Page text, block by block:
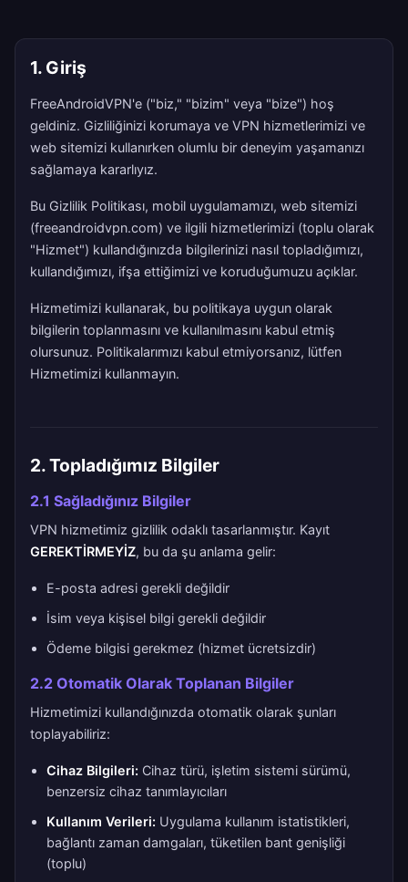
1. Giriş
FreeAndroidVPN'e ("biz," "bizim" veya "bize") hoş
geldiniz. Gizliliğinizi korumaya ve VPN hizmetlerimizi ve
web sitemizi kullanırken olumlu bir deneyim yaşamanızı
sağlamaya kararlıyız.
Bu Gizlilik Politikası, mobil uygulamamızı, web sitemizi
(freeandroidvpn.com) ve ilgili hizmetlerimizi (toplu olarak
"Hizmet") kullandığınızda bilgilerinizi nasıl topladığımızı,
kullandığımızı, ifşa ettiğimizi ve koruduğumuzu açıklar.
Hizmetimizi kullanarak, bu politikaya uygun olarak
bilgilerin toplanmasını ve kullanılmasını kabul etmiş
olursunuz. Politikalarımızı kabul etmiyorsanız, lütfen
Hizmetimizi kullanmayın.
2. Topladığımız Bilgiler
2.1 Sağladığınız Bilgiler
VPN hizmetimiz gizlilik odaklı tasarlanmıştır. Kayıt
GEREKTİRMEYİZ, bu da şu anlama gelir:
E-posta adresi gerekli değildir
İsim veya kişisel bilgi gerekli değildir
Ödeme bilgisi gerekmez (hizmet ücretsizdir)
2.2 Otomatik Olarak Toplanan Bilgiler
Hizmetimizi kullandığınızda otomatik olarak şunları
toplayabiliriz:
Cihaz Bilgileri: Cihaz türü, işletim sistemi sürümü,
benzersiz cihaz tanımlayıcıları
Kullanım Verileri: Uygulama kullanım istatistikleri,
bağlantı zaman damgaları, tüketilen bant genişliği
(toplu)